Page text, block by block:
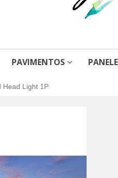
PAVIMENTOS
Head Light 1P